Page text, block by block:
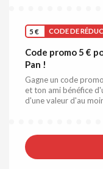
5 € CODE DE
Code promo 5 €
Pan !
Gagne un code
et ton ami bénéfice
d'une valeur d'au